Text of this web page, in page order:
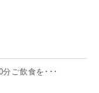
ご飲食を･･･